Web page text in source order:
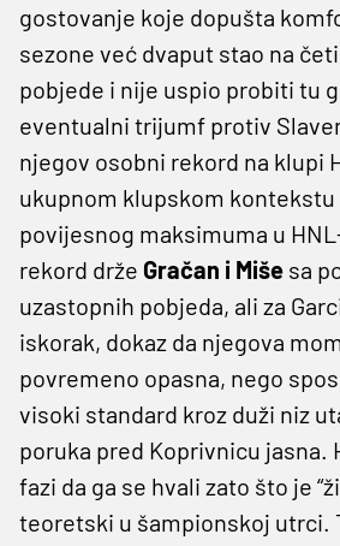
gostovanje koje dopušta
sezone već dvaput stao na
pobjede i nije uspio probiti tu
eventualni trijumf protiv
njegov osobni rekord na klupi
ukupnom klupskom kontekstu
povijesnog maksimuma u
rekord drže Gračan i Miše sa
uzastopnih pobjeda, ali za
iskorak, dokaz da njegova
povremeno opasna, nego
visoki standard kroz duži niz
poruka pred Koprivnicu jasna.
fazi da ga se hvali zato što je
teoretski u šampionskoj utrci.